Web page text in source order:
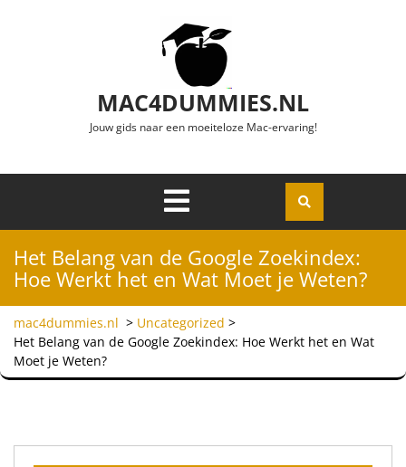
MAC4DUMMIES.NL
Jouw gids naar een moeiteloze Mac-ervaring!
Openen
Het Belang van de Google Zoekindex:
Hoe Werkt het en Wat Moet je Weten?
mac4dummies.nl > Uncategorized >
Het Belang van de Google Zoekindex: Hoe Werkt het en Wat
Moet je Weten?